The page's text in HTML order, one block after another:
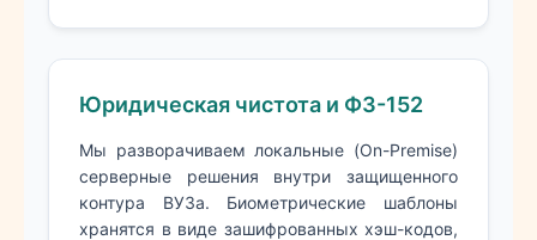
Юридическая чистота и ФЗ-152
Мы разворачиваем локальные (On-Premise)
серверные решения внутри защищенного
контура ВУЗа. Биометрические шаблоны
хранятся в виде зашифрованных хэш-кодов,